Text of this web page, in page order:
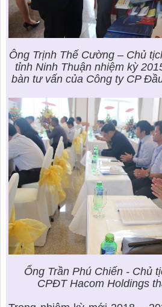
Ông Trịnh Thế Cường – Chủ
tỉnh Ninh Thuận nhiệm kỳ
bàn tư vấn của Công ty CP
Ổng Trần Phú Chiến - Chủ
CPĐT Hacom Holdings